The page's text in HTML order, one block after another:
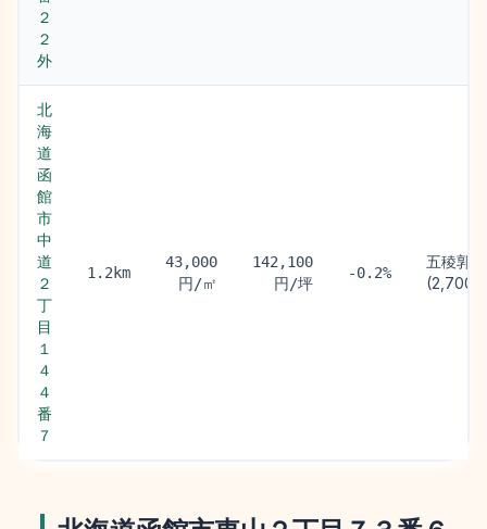
２
２
外
北
海
道
函
館
市
中
道
２
丁
目
１
４
４
番
７
1.2km
43,000
円/㎡
142,100
円/坪
-0.2%
五稜郭駅